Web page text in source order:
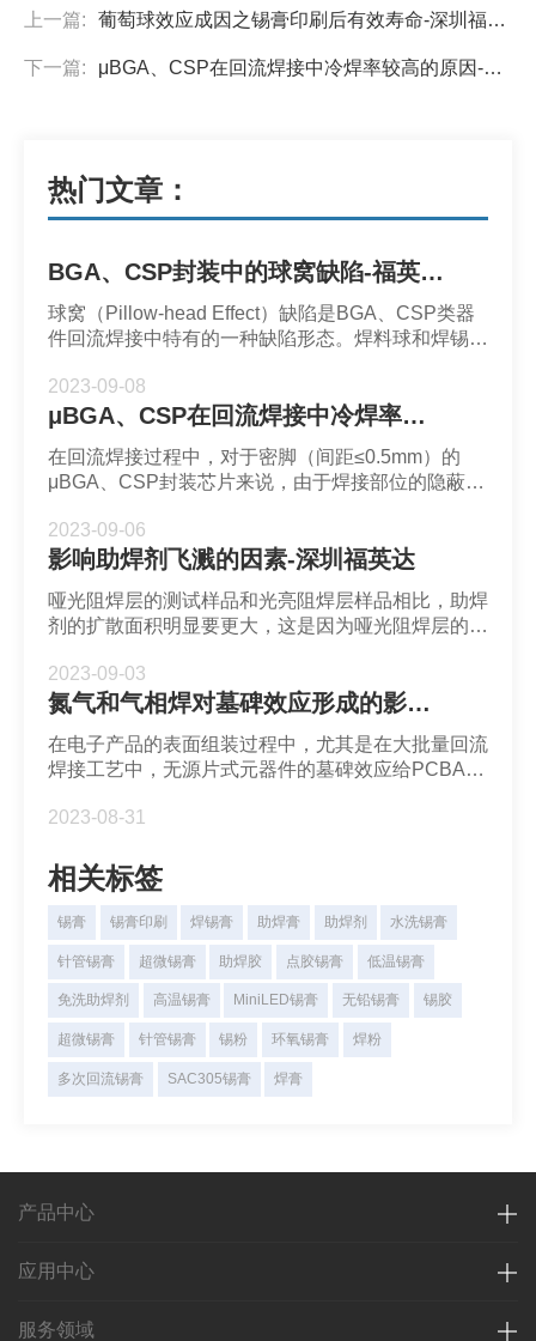
上一篇: 葡萄球效应成因之锡膏印刷后有效寿命-深圳福英达
下一篇: μBGA、CSP在回流焊接中冷焊率较高的原因-深圳市福英达
热门文章：
BGA、CSP封装中的球窝缺陷-福英达锡膏
球窝（Pillow-head Effect）缺陷是BGA、CSP类器
件回流焊接中特有的一种缺陷形态。焊料球和焊锡之
个堆上。
2023-09-08
μBGA、CSP在回流焊接中冷焊率较高的原因-深圳市福英达
在回流焊接过程中，对于密脚（间距≤0.5mm）的
μBGA、CSP封装芯片来说，由于焊接部位的隐蔽
较高的风险。
2023-09-06
影响助焊剂飞溅的因素-深圳福英达
哑光阻焊层的测试样品和光亮阻焊层样品相比，助焊
剂的扩散面积明显要更大，这是因为哑光阻焊层的润
更大，溅射出现的频率更高。
2023-09-03
氮气和气相焊对墓碑效应形成的影响-福英达锡膏
在电子产品的表面组装过程中，尤其是在大批量回流
焊接工艺中，无源片式元器件的墓碑效应给PCBA组
化，回流焊接时这些片式元器件会出现“直立”，此现
2023-08-31
相关标签
锡膏 锡膏印刷 焊锡膏 助焊膏 助焊剂 水洗锡膏
针管锡膏 超微锡膏 助焊胶 点胶锡膏 低温锡膏
免洗助焊剂 高温锡膏 MiniLED锡膏 无铅锡膏 锡胶
超微锡膏 针管锡膏 锡粉 环氧锡膏 焊粉
多次回流锡膏 SAC305锡膏 焊膏
产品中心
应用中心
服务领域